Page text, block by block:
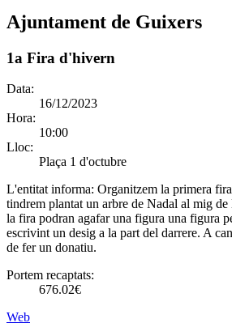
Ajuntament de Guixers
1a Fira d'hivern
Data:
16/12/2023
Hora:
10:00
Lloc:
Plaça 1 d'octubre
L'entitat informa: Organitzem la primera
tindrem plantat un arbre de Nadal al mig de
la fira podran agafar una figura una figura
escrivint un desig a la part del darrere. A
de fer un donatiu.
Portem recaptats:
676.02€
Web